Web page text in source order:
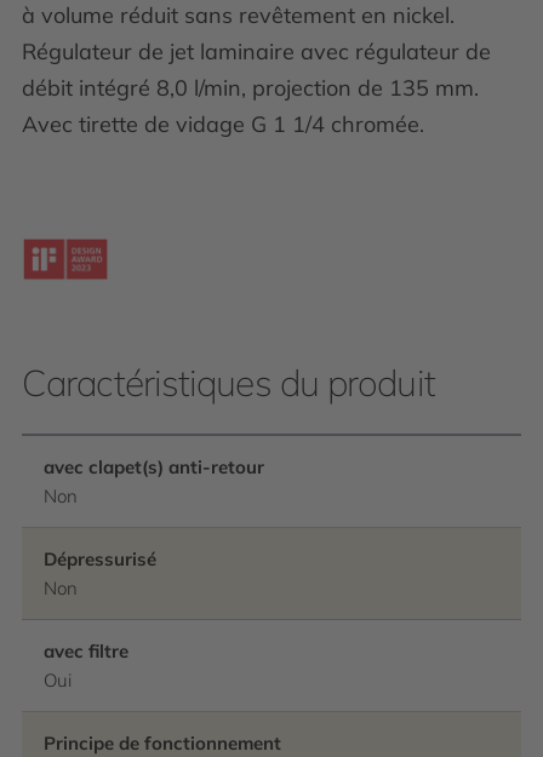
à volume réduit sans revêtement en nickel.
Régulateur de jet laminaire avec régulateur de
débit intégré 8,0 l/min, projection de 135 mm.
Avec tirette de vidage G 1 1/4 chromée.
Caractéristiques du produit
avec clapet(s) anti-retour
Non
Dépressurisé
Non
avec filtre
Oui
Principe de fonctionnement